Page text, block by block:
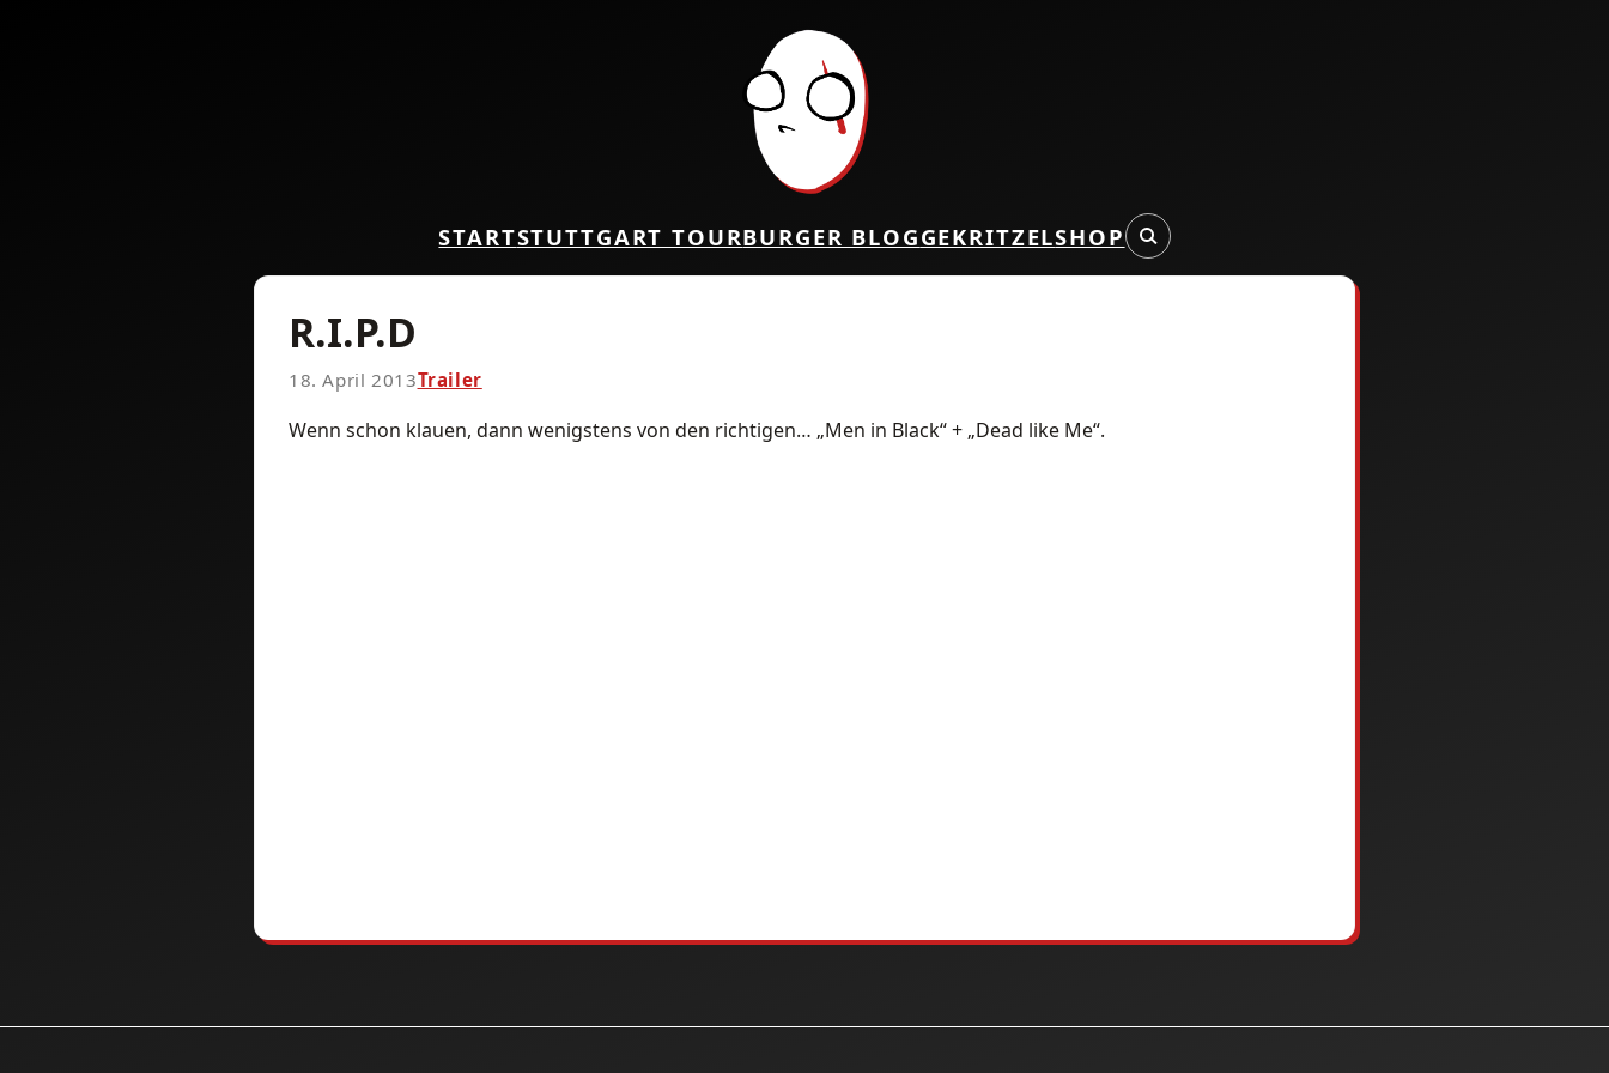
STARTSTUTTGART TOURBURGER BLOGGEKRITZELSHOP
R.I.P.D
18. April 2013Trailer
Wenn schon klauen, dann wenigstens von den richtigen… „Men in Black“ + „Dead like Me“.